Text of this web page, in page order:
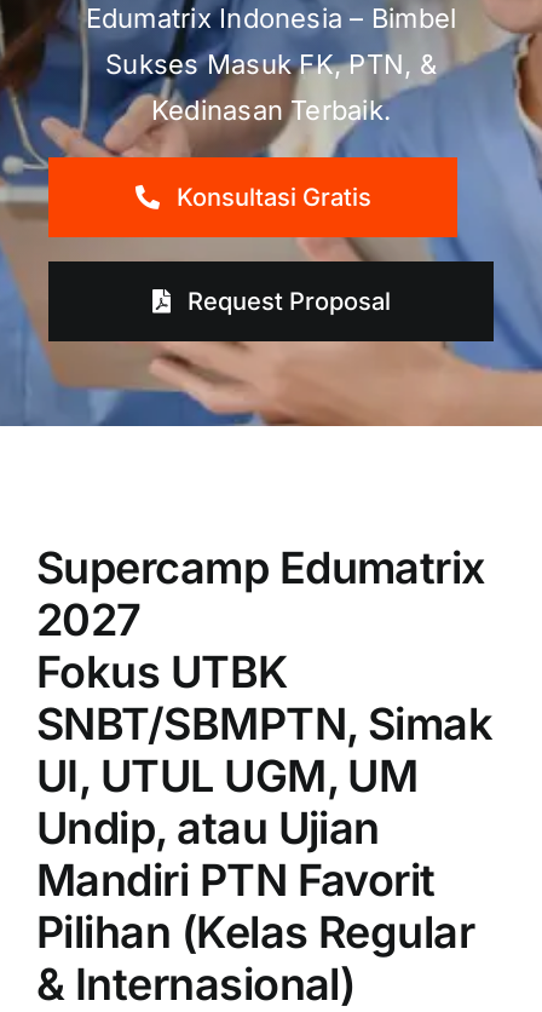
Edumatrix Indonesia – Bimbel
Sukses Masuk FK, PTN, &
Kedinasan Terbaik.
Konsultasi Gratis
Request Proposal
Supercamp Edumatrix
2027
Fokus UTBK
SNBT/SBMPTN, Simak
UI, UTUL UGM, UM
Undip, atau Ujian
Mandiri PTN Favorit
Pilihan (Kelas Regular
& Internasional)